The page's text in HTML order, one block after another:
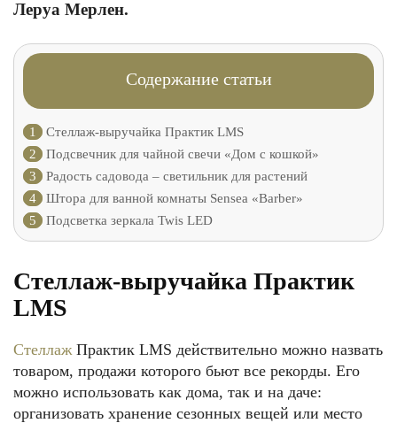
Леруа Мерлен.
Содержание статьи
1
Стеллаж-выручайка Практик LMS
2
Подсвечник для чайной свечи «Дом с кошкой»
3
Радость садовода – светильник для растений
4
Штора для ванной комнаты Sensea «Barber»
5
Подсветка зеркала Twis LED
Стеллаж-выручайка Практик
LMS
СтеллажПрактик LMS действительно можно назвать
товаром, продажи которого бьют все рекорды. Его
можно использовать как дома, так и на даче:
организовать хранение сезонных вещей или место